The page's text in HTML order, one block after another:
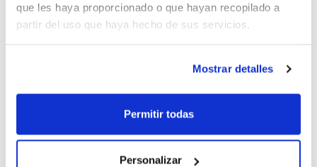
que les haya proporcionado o que hayan recopilado a
partir del uso que haya hecho de sus servicios.
Mostrar detalles
Permitir todas
Personalizar
Desafortunadamente,
B.F. San Blas Alicante-Motoval
Torrevieja
no logró ganar el cruce ante UVA Ponce
ETIQUETES campeonato de españa junior